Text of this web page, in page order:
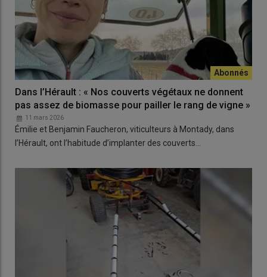
Dans l’Hérault : « Nos couverts végétaux ne donnent
pas assez de biomasse pour pailler le rang de vigne »
11 mars 2026
Émilie et Benjamin Faucheron, viticulteurs à Montady, dans
l’Hérault, ont l’habitude d’implanter des couverts…